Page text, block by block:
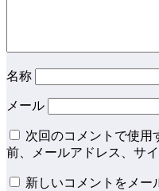
名称
メール
次回のコメントで使用
前、メールアドレス、サイ
新しいコメントをメー